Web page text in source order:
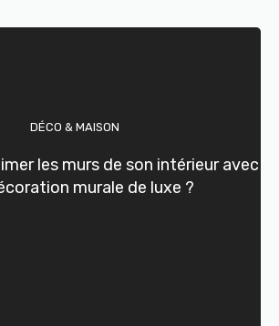
DÉCO & MAISON
les murs de son intérieur avec
murale de luxe ?